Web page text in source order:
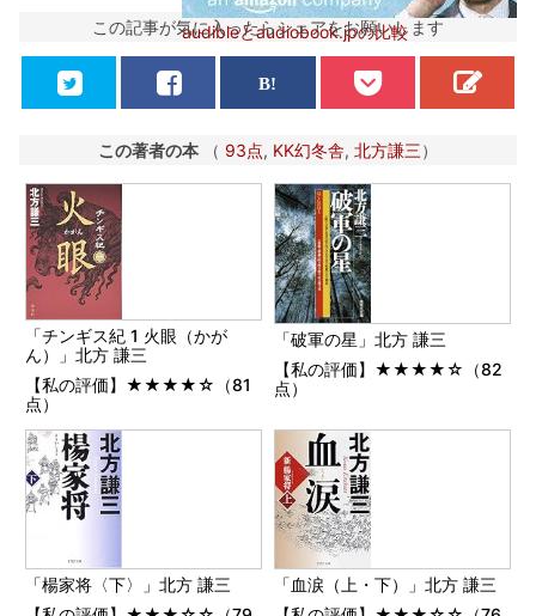
audibleとaudiobook.jpの比較
この記事が気に入ったらシェアをお願いします
この著者の本 （ 93点, KK幻冬舎, 北方謙三）
「チンギス紀 1 火眼（かが
ん）」北方 謙三
【私の評価】★★★★☆（81
点）
「破軍の星」北方 謙三
【私の評価】★★★★☆（82
点）
「楊家将〈下〉」北方 謙三
「血涙（上・下）」北方 謙三